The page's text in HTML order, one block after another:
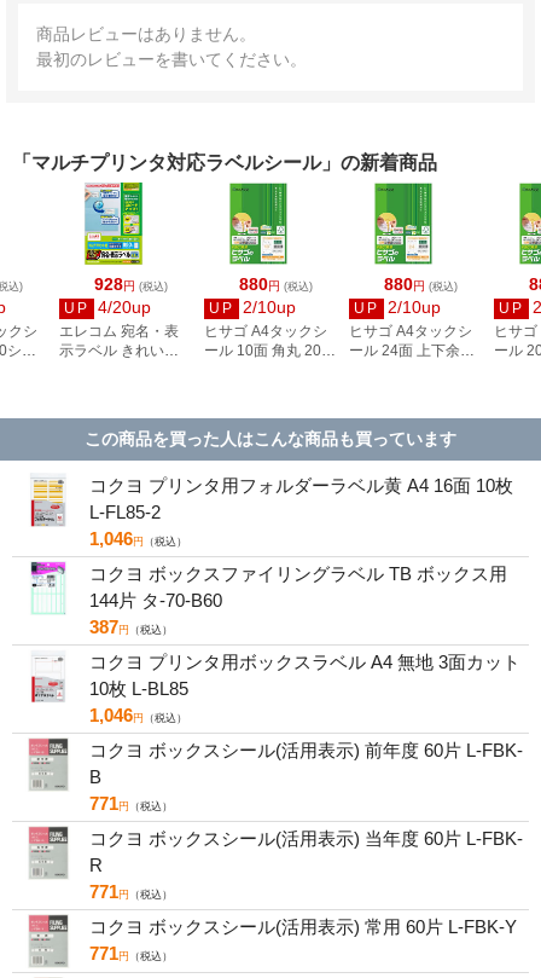
商品レビューはありません。
最初のレビューを書いてください。
「マルチプリンタ対応ラベルシール」の新着商品
928円 (税込)
UP 4/20up
エレコム 宛名・表
示ラベル きれい貼
880円 (税込)
UP 2/10up
ヒサゴ A4タックシ
ール 10面 角丸 20シ
880円 (税込)
UP 2/10up
ヒサゴ A4タックシ
ール 24面 上下余白
UP
ヒサ
ール
込)
クシ
シー
この商品を買った人はこんな商品も買っています
コクヨ プリンタ用フォルダーラベル黄 A4 16面 10枚
L-FL85-2
1,046円 （税込）
コクヨ ボックスファイリングラベル TB ボックス用
144片 タ-70-B60
387円 （税込）
コクヨ プリンタ用ボックスラベル A4 無地 3面カット
10枚 L-BL85
1,046円 （税込）
コクヨ ボックスシール(活用表示) 前年度 60片 L-FBK-
B
771円 （税込）
コクヨ ボックスシール(活用表示) 当年度 60片 L-FBK-
R
771円 （税込）
コクヨ ボックスシール(活用表示) 常用 60片 L-FBK-Y
771円 （税込）